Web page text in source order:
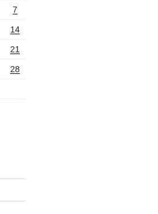
7
14
21
28